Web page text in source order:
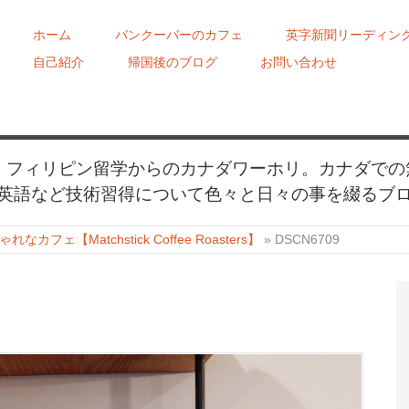
ホーム バンクーバーのカフェ
英字新聞リーディン
自己紹介
帰国後のブログ お問い合わせ
ィリピン留学からのカナダワーホリ。カナダで
語など技術習得について色々と日々の事を綴るブ
れなカフェ【Matchstick Coffee Roasters】 » DSCN6709